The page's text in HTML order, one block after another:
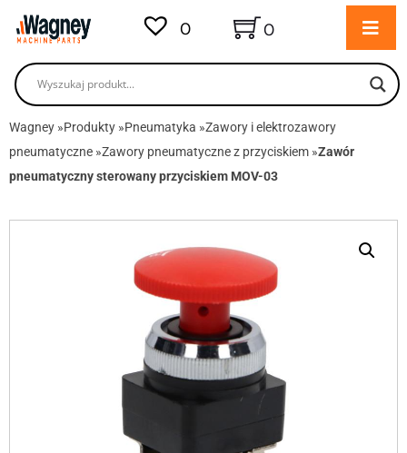
0 0
Wagney »Produkty »Pneumatyka »Zawory i elektrozawory
pneumatyczne »Zawory pneumatyczne z przyciskiem »Zawór
pneumatyczny sterowany przyciskiem MOV-03